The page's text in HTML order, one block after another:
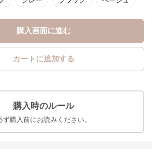
購入画面に進む
カートに追加する
購入時のルール
ず購入前にお読みください。